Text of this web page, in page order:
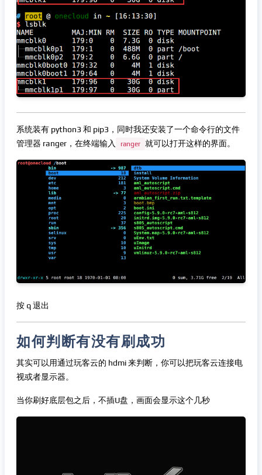
系统装有 python3 和 pip3，同时我还安装了一个命令行的文件
管理器 ranger，在终端输入
ranger 就可以打开这样的界面。
按 q 退出
如何判断有没有刷成功
其实可以用通过玩客云的 hdmi 来判断，你可以把玩客云连接电
视或者显示器。
当你刷好底层包之后，不插U盘，画面会显示这个几秒